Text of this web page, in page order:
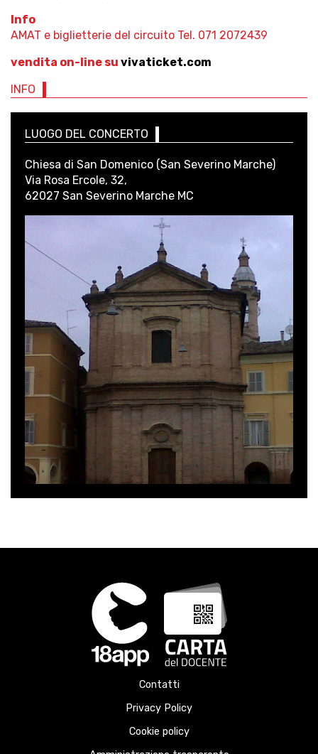
Info
AMAT e biglietterie del circuito Tel. 071 2072439
vendita on-line su vivaticket.com
INFO
LUOGO DEL CONCERTO
Chiesa di San Domenico (San Severino Marche)
Via Rosa Ercole, 32,
62027 San Severino Marche MC
Contatti
Privacy Policy
Cookie policy